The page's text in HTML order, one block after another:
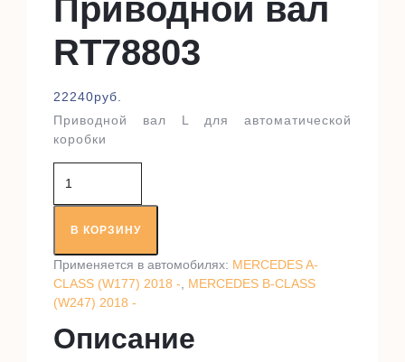
Приводной вал
RT78803
22240руб.
Приводной вал L для автоматической
коробки
товара
Приводной
валВ КОРЗИНУ
Применяется в автомобилях: MERCEDES A-
CLASS (W177) 2018 -
MERCEDES B-CLASS
(W247) 2018 -
Описание